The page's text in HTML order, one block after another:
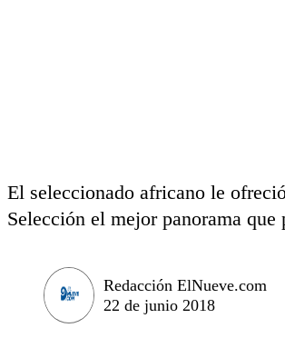
El seleccionado africano le
Selección el mejor panorama que
Redacción ElNueve.com
22 de junio 2018